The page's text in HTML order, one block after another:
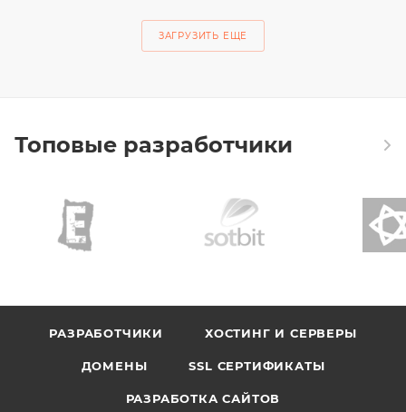
ЗАГРУЗИТЬ ЕЩЕ
Топовые разработчики
РАЗРАБОТЧИКИ ХОСТИНГ И СЕРВЕРЫ
ДОМЕНЫ SSL СЕРТИФИКАТЫ
РАЗРАБОТКА САЙТОВ